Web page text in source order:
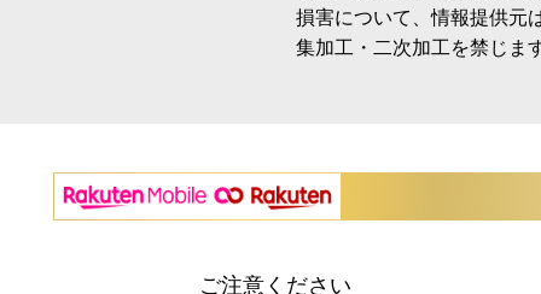
損害について、情報提供元
集加工・二次加工を禁じま
ご注意ください